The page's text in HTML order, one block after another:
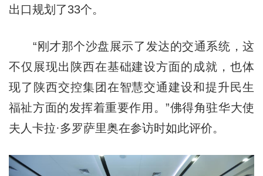
出口规划了33个。
“刚才那个沙盘展示了发达的交通系统，这
不仅展现出陕西在基础建设方面的成就，也体
现了陕西交控集团在智慧交通建设和提升民生
福祉方面的发挥着重要作用。”佛得角驻华大使
夫人卡拉·多罗萨里奥在参访时如此评价。